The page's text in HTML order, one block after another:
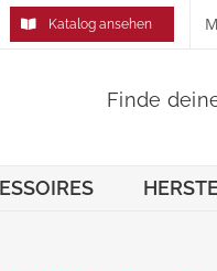
Katalog ansehen
Finde